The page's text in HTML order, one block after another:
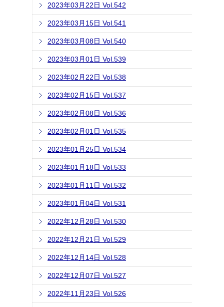
2023年03月22日 Vol.542
2023年03月15日 Vol.541
2023年03月08日 Vol.540
2023年03月01日 Vol.539
2023年02月22日 Vol.538
2023年02月15日 Vol.537
2023年02月08日 Vol.536
2023年02月01日 Vol.535
2023年01月25日 Vol.534
2023年01月18日 Vol.533
2023年01月11日 Vol.532
2023年01月04日 Vol.531
2022年12月28日 Vol.530
2022年12月21日 Vol.529
2022年12月14日 Vol.528
2022年12月07日 Vol.527
2022年11月23日 Vol.526